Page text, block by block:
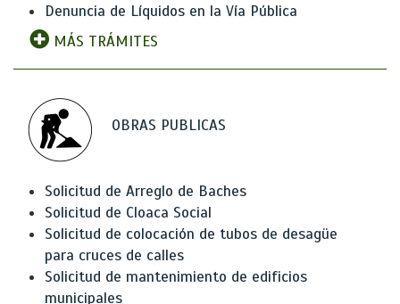
Denuncia de Líquidos en la Vía Pública
MÁS TRÁMITES
OBRAS PUBLICAS
Solicitud de Arreglo de Baches
Solicitud de Cloaca Social
Solicitud de colocación de tubos de desagüe
para cruces de calles
Solicitud de mantenimiento de edificios
municipales